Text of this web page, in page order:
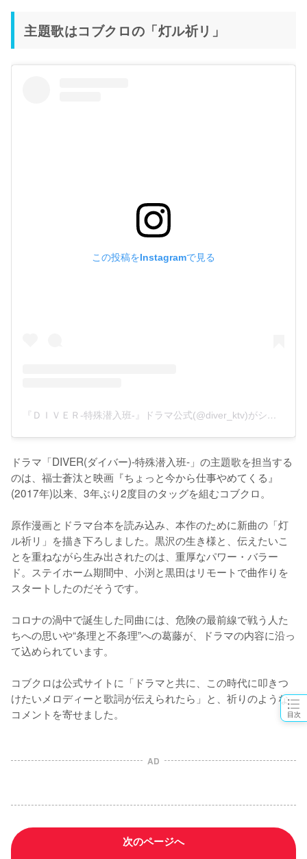
目次
主題歌はコブクロの「灯ル祈リ」
この投稿をInstagramで見る
『ＤＩＶＥＲ-特殊潜入班-』ドラマ公式(@diver_ktv)がシェアした投稿
ドラマ「DIVER(ダイバー)-特殊潜入班-」の主題歌を担当する
のは、福士蒼汰と映画『ちょっと今から仕事やめてくる』
(2017年)以来、3年ぶり2度目のタッグを組むコブクロ。
原作漫画とドラマ台本を読み込み、本作のために新曲の「灯
ル祈リ」を描き下ろしました。黒沢の生き様と、伝えたいこ
とを重ねながら生み出されたのは、重厚なパワー・バラー
ド。ステイホーム期間中、小渕と黒田はリモートで曲作りを
スタートしたのだそうです。
コロナの渦中で誕生した同曲には、危険の最前線で戦う人た
ちへの思いや“条理と不条理”への葛藤が、ドラマの内容に沿っ
て込められています。
コブクロは公式サイトに「ドラマと共に、この時代に叩きつ
けたいメロディーと歌詞が伝えられたら」と、祈りのような
コメントを寄せました。
AD
次のページへ